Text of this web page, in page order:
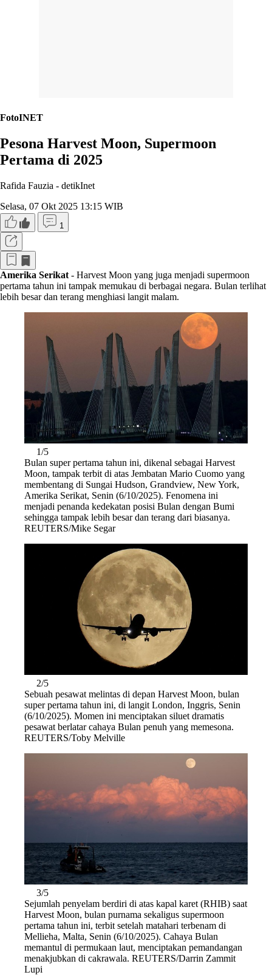
FotoINET
Pesona Harvest Moon, Supermoon
Pertama di 2025
Rafida Fauzia - detikInet
Selasa, 07 Okt 2025 13:15 WIB
1
Amerika Serikat - Harvest Moon yang juga menjadi supermoon
pertama tahun ini tampak memukau di berbagai negara. Bulan terlihat
lebih besar dan terang menghiasi langit malam.
1/5
Bulan super pertama tahun ini, dikenal sebagai Harvest
Moon, tampak terbit di atas Jembatan Mario Cuomo yang
membentang di Sungai Hudson, Grandview, New York,
Amerika Serikat, Senin (6/10/2025). Fenomena ini
menjadi penanda kedekatan posisi Bulan dengan Bumi
sehingga tampak lebih besar dan terang dari biasanya.
REUTERS/Mike Segar
2/5
Sebuah pesawat melintas di depan Harvest Moon, bulan
super pertama tahun ini, di langit London, Inggris, Senin
(6/10/2025). Momen ini menciptakan siluet dramatis
pesawat berlatar cahaya Bulan penuh yang memesona.
REUTERS/Toby Melville
3/5
Sejumlah penyelam berdiri di atas kapal karet (RHIB) saat
Harvest Moon, bulan purnama sekaligus supermoon
pertama tahun ini, terbit setelah matahari terbenam di
Mellieha, Malta, Senin (6/10/2025). Cahaya Bulan
memantul di permukaan laut, menciptakan pemandangan
menakjubkan di cakrawala. REUTERS/Darrin Zammit
Lupi